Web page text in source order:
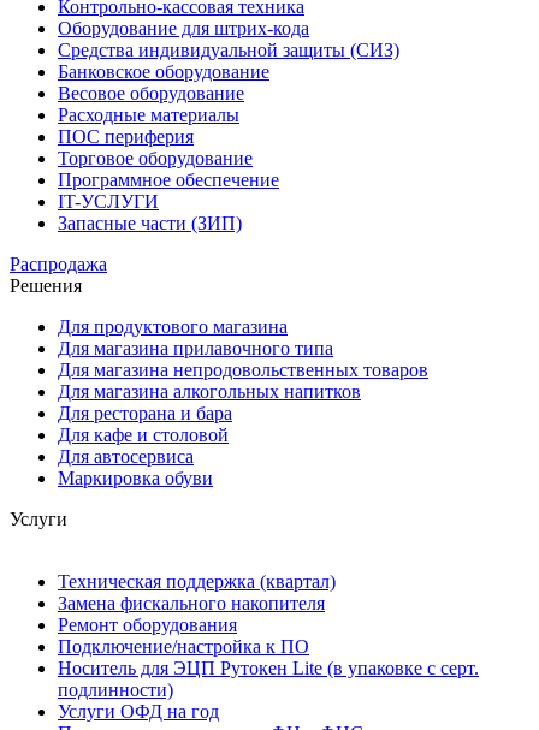
Контрольно-кассовая техника
Оборудование для штрих-кода
Средства индивидуальной защиты (СИЗ)
Банковское оборудование
Весовое оборудование
Расходные материалы
ПОС периферия
Торговое оборудование
Программное обеспечение
IT-УСЛУГИ
Запасные части (ЗИП)
Распродажа
Решения
Для продуктового магазина
Для магазина прилавочного типа
Для магазина непродовольственных товаров
Для магазина алкогольных напитков
Для ресторана и бара
Для кафе и столовой
Для автосервиса
Маркировка обуви
Услуги
Техническая поддержка (квартал)
Замена фискального накопителя
Ремонт оборудования
Подключение/настройка к ПО
Носитель для ЭЦП Рутокен Lite (в упаковке с серт.
подлинности)
Услуги ОФД на год